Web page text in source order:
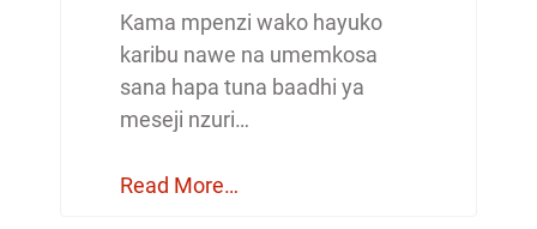
Kama mpenzi wako hayuko
karibu nawe na umemkosa
sana hapa tuna baadhi ya
meseji nzuri…
Read More…